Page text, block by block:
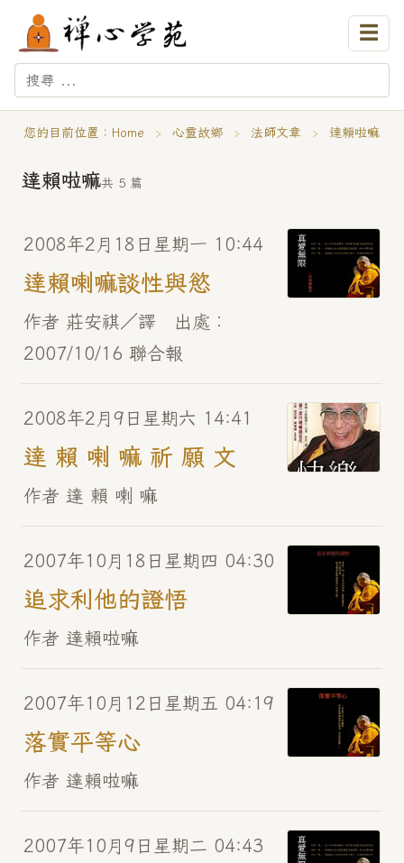
☰
您的目前位置： Home › 心靈故鄉 › 法師文章 › 達賴啦嘛
達賴啦嘛共 5 篇
2008年2月18日星期一 10:44
達賴喇嘛談性與慾
作者 莊安祺／譯 出處︰
2007/10/16 聯合報
2008年2月9日星期六 14:41
達 賴 喇 嘛 祈 願 文
作者 達 賴 喇 嘛
2007年10月18日星期四 04:30
追求利他的證悟
作者 達賴啦嘛
2007年10月12日星期五 04:19
落實平等心
作者 達賴啦嘛
2007年10月9日星期二 04:43